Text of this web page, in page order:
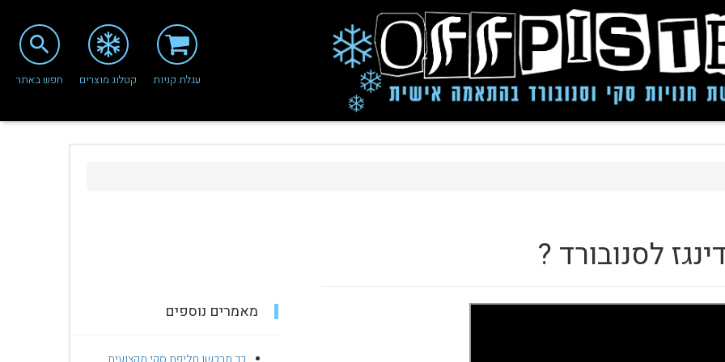
עגלת קניות קטלוג מוצרים
search
חפש באתר
לסנובורד ?
מאמרים נוספים